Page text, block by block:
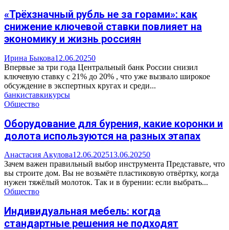
«Трёхзначный рубль не за горами»: как
снижение ключевой ставки повлияет на
экономику и жизнь россиян
Ирина Быкова12.06.20250
Впервые за три года Центральный банк России снизил
ключевую ставку с 21% до 20% , что уже вызвало широкое
обсуждение в экспертных кругах и среди...
банкиставкикурсы
Общество
Оборудование для бурения, какие коронки и
долота используются на разных этапах
Анастасия Акулова12.06.202513.06.20250
Зачем важен правильный выбор инструмента Представьте, что
вы строите дом. Вы не возьмёте пластиковую отвёртку, когда
нужен тяжёлый молоток. Так и в бурении: если выбрать...
Общество
Индивидуальная мебель: когда
стандартные решения не подходят